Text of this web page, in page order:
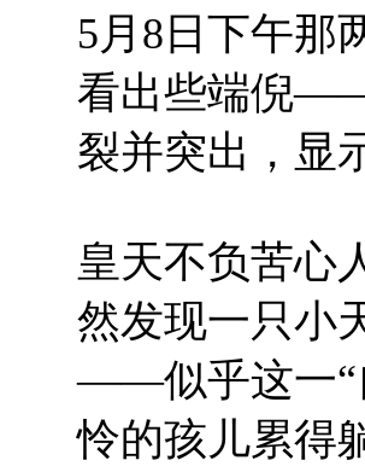
5 月 8 日下午那
看出些端倪
裂并突出，显
皇天不负苦心
然发现一只小
——似乎这一“
怜的孩儿累得